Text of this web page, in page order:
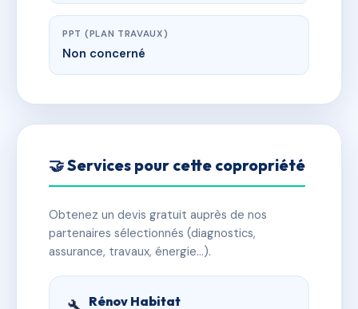
PPT (PLAN TRAVAUX)
Non concerné
🤝 Services pour cette copropriété
Obtenez un devis gratuit auprès de nos
partenaires sélectionnés (diagnostics,
assurance, travaux, énergie…).
Rénov Habitat